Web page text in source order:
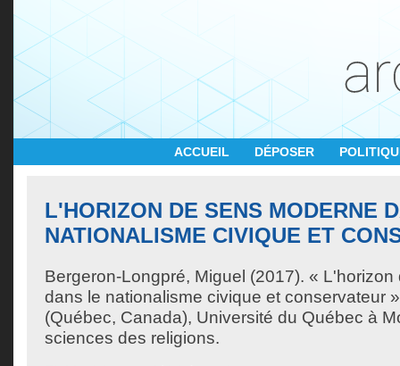
ACCUEIL DÉPOSER
L'HORIZON DE SENS MODERNE
NATIONALISME CIVIQUE ET
Bergeron-Longpré, Miguel (2017). «
dans le nationalisme civique et conservateur
(Québec, Canada), Université du Québec à
sciences des religions.